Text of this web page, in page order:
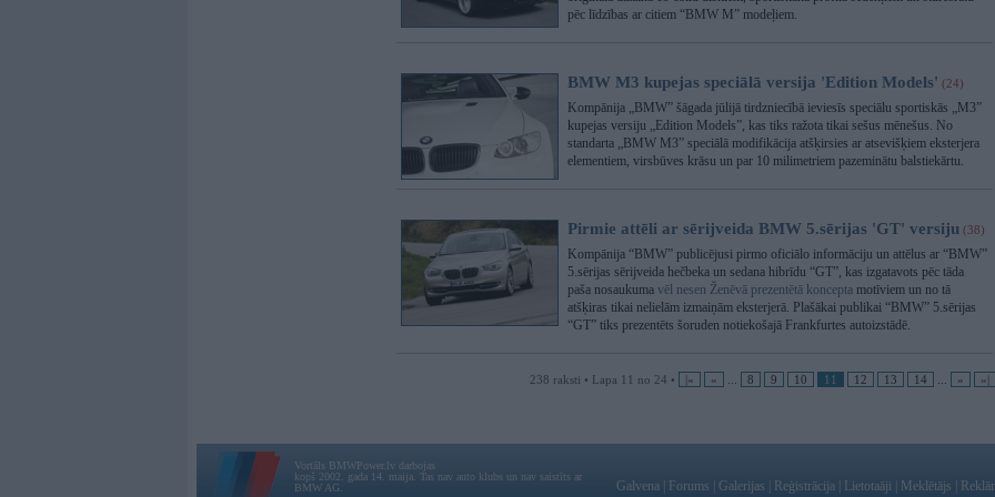
pēc līdzības ar citiem “BMW M” modeļiem.
BMW M3 kupejas speciālā versija 'Edition Models' (24)
Kompānija „BMW” šāgada jūlijā tirdzniecībā ieviesīs speciālu sportiskās „M3”
kupejas versiju „Edition Models”, kas tiks ražota tikai sešus mēnešus. No
standarta „BMW M3” speciālā modifikācija atšķirsies ar atsevišķiem eksterjera
elementiem, virsbūves krāsu un par 10 milimetriem pazeminātu balstiekārtu.
Pirmie attēli ar sērijveida BMW 5.sērijas 'GT' versiju (38)
Kompānija “BMW” publicējusi pirmo oficiālo informāciju un attēlus ar “BMW”
5.sērijas sērijveida hečbeka un sedana hibrīdu “GT”, kas izgatavots pēc tāda
paša nosaukuma vēl nesen Ženēvā prezentētā koncepta motīviem un no tā
atšķiras tikai nelielām izmaiņām eksterjerā. Plašākai publikai “BMW” 5.sērijas
“GT” tiks prezentēts šoruden notiekošajā Frankfurtes autoizstādē.
238 raksti • Lapa 11 no 24 • |« « 8 9 10 11 12 13 14 » »|
Vortāls BMWPower.lv darbojas
kopš 2002. gada 14. maija. Tas nav auto klubs un nav saistīts ar
BMW AG.
Galvena Forums Galerijas Reģistrācija Lietotaāji Meklētājs